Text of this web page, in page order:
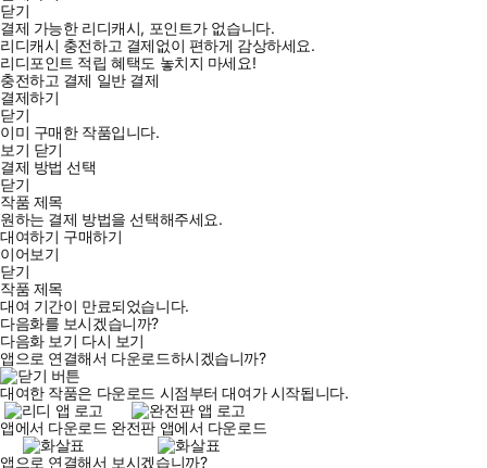
닫기
결제 가능한 리디캐시, 포인트가 없습니다.
리디캐시 충전하고 결제없이 편하게 감상하세요.
리디포인트 적립 혜택도 놓치지 마세요!
충전하고 결제 일반 결제
결제하기
닫기
이미 구매한 작품입니다.
보기 닫기
결제 방법 선택
닫기
작품 제목
원하는 결제 방법을 선택해주세요.
대여하기 구매하기
이어보기
닫기
작품 제목
대여 기간이 만료되었습니다.
다음화를 보시겠습니까?
다음화 보기 다시 보기
앱으로 연결해서 다운로드하시겠습니까?
대여한 작품은 다운로드 시점부터 대여가 시작됩니다.
앱에서 다운로드 완전판 앱에서 다운로드
앱으로 연결해서 보시겠습니까?